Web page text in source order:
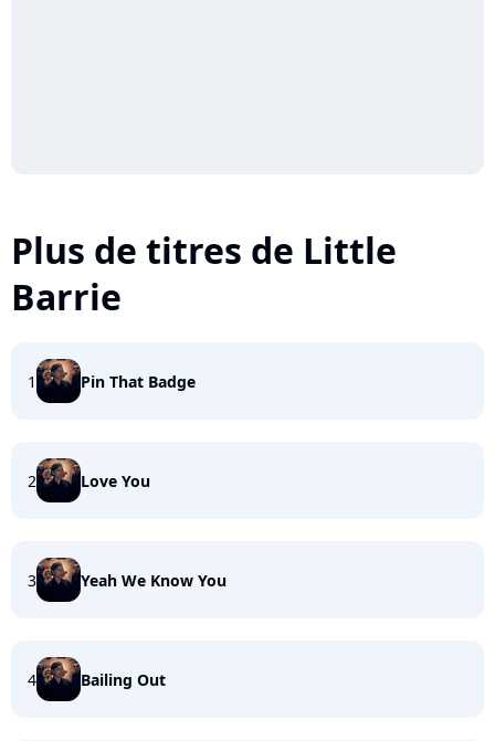
Plus de titres de Little
Barrie
1 Pin That Badge
2 Love You
3 Yeah We Know You
4 Bailing Out